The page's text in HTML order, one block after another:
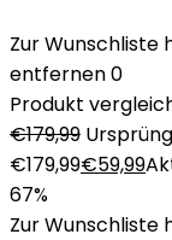
Zur Wunschliste
entfernen0
Produkt
€179,99
€179,99€59,99
67%
Zur Wunschliste